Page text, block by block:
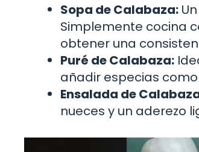
Sopa de Calabaza:
Simplemente cocina
obtener una
Puré de Calabaza:
añadir especias
Ensalada de
nueces y un aderezo